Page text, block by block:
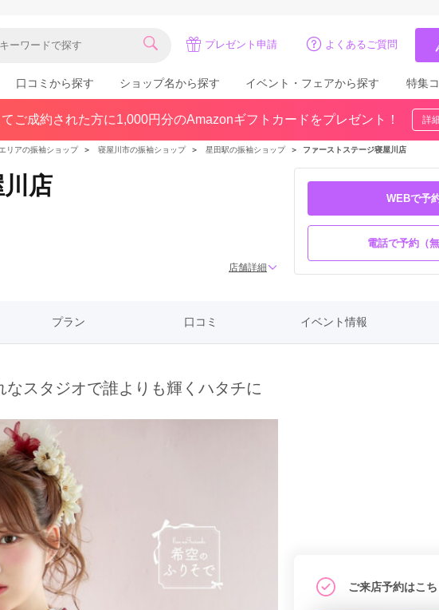
プレゼント申請 よくあるご質問
関東
東京都(383)
千葉県(183)
茨城県(93)
山口県(60)
九州／沖縄
福岡県(160)
佐賀県(25)
鹿児島県(31)
口コミから探す ショップ名から探す イベント・フェアから探す 特集
ママ
個性
成人式
口コ
ご成約された方に1,000円分のAmazonギフトカードをプレゼント！ 詳
リアの振袖ショップ ＞ 寝屋川市の振袖ショップ ＞ 星田駅の振袖ショップ ＞ ファーストステージ寝屋川店
店
店舗詳細
WEBで予
電話で予約（無
プラン 口コミ イベント情報
スタジオで誰よりも輝くハタチに
ご来店予約はこち